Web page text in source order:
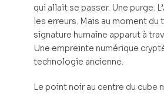
qui allait se passer. Une purge.
les erreurs. Mais au moment du
signature humaine apparut à
Une empreinte numérique
technologie ancienne.
Le point noir au centre du cube